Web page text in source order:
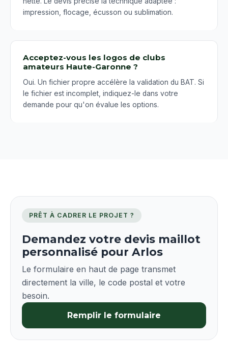
impression, flocage, écusson ou sublimation.
Acceptez-vous les logos de clubs
amateurs Haute-Garonne ?
Oui. Un fichier propre accélère la validation du BAT. Si
le fichier est incomplet, indiquez-le dans votre
demande pour qu'on évalue les options.
PRÊT À CADRER LE PROJET ?
Demandez votre devis maillot
personnalisé pour Arlos
Le formulaire en haut de page transmet
directement la ville, le code postal et votre
besoin.
Remplir le formulaire